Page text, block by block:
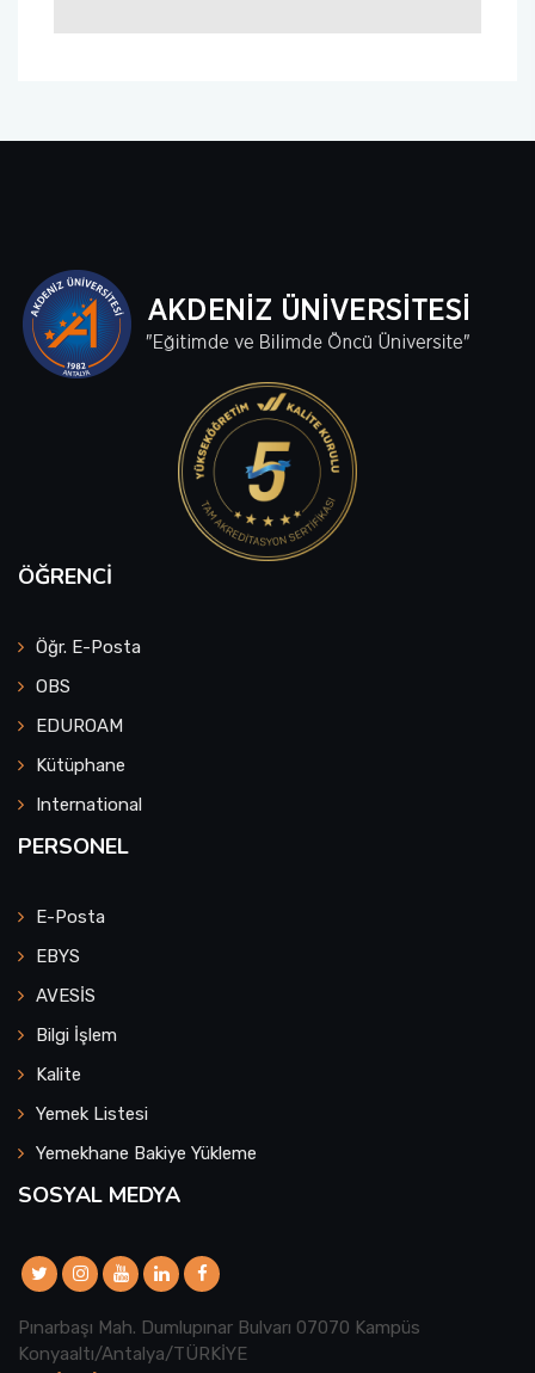
ÖĞRENCI
Öğr. E-Posta
OBS
EDUROAM
Kütüphane
International
PERSONEL
E-Posta
EBYS
AVESİS
Bilgi İşlem
Kalite
Yemek Listesi
Yemekhane Bakiye Yükleme
SOSYAL MEDYA
Pınarbaşı Mah. Dumlupınar Bulvarı 07070 Kampüs
Konyaaltı/Antalya/TÜRKİYE